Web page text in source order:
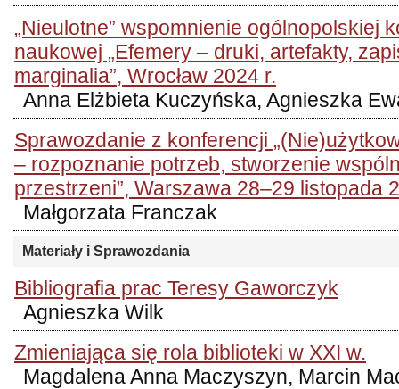
„Nieulotne” wspomnienie ogólnopolskiej
naukowej „Efemery – druki, artefakty,
marginalia”, Wrocław 2024 r.
Anna Elżbieta Kuczyńska, Agnieszka
Sprawozdanie z konferencji
– rozpoznanie potrzeb, stworzenie
przestrzeni”, Warszawa 28–29 listopada
Małgorzata Franczak
Materiały i Sprawozdania
Bibliografia prac Teresy Gaworczyk
Agnieszka Wilk
Zmieniająca się rola biblioteki w XXI w.
Magdalena Anna Maczyszyn, Marcin